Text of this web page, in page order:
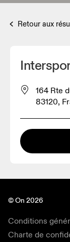
Retour aux
164 Rte
83120,
© On 2026
Conditions
Charte de